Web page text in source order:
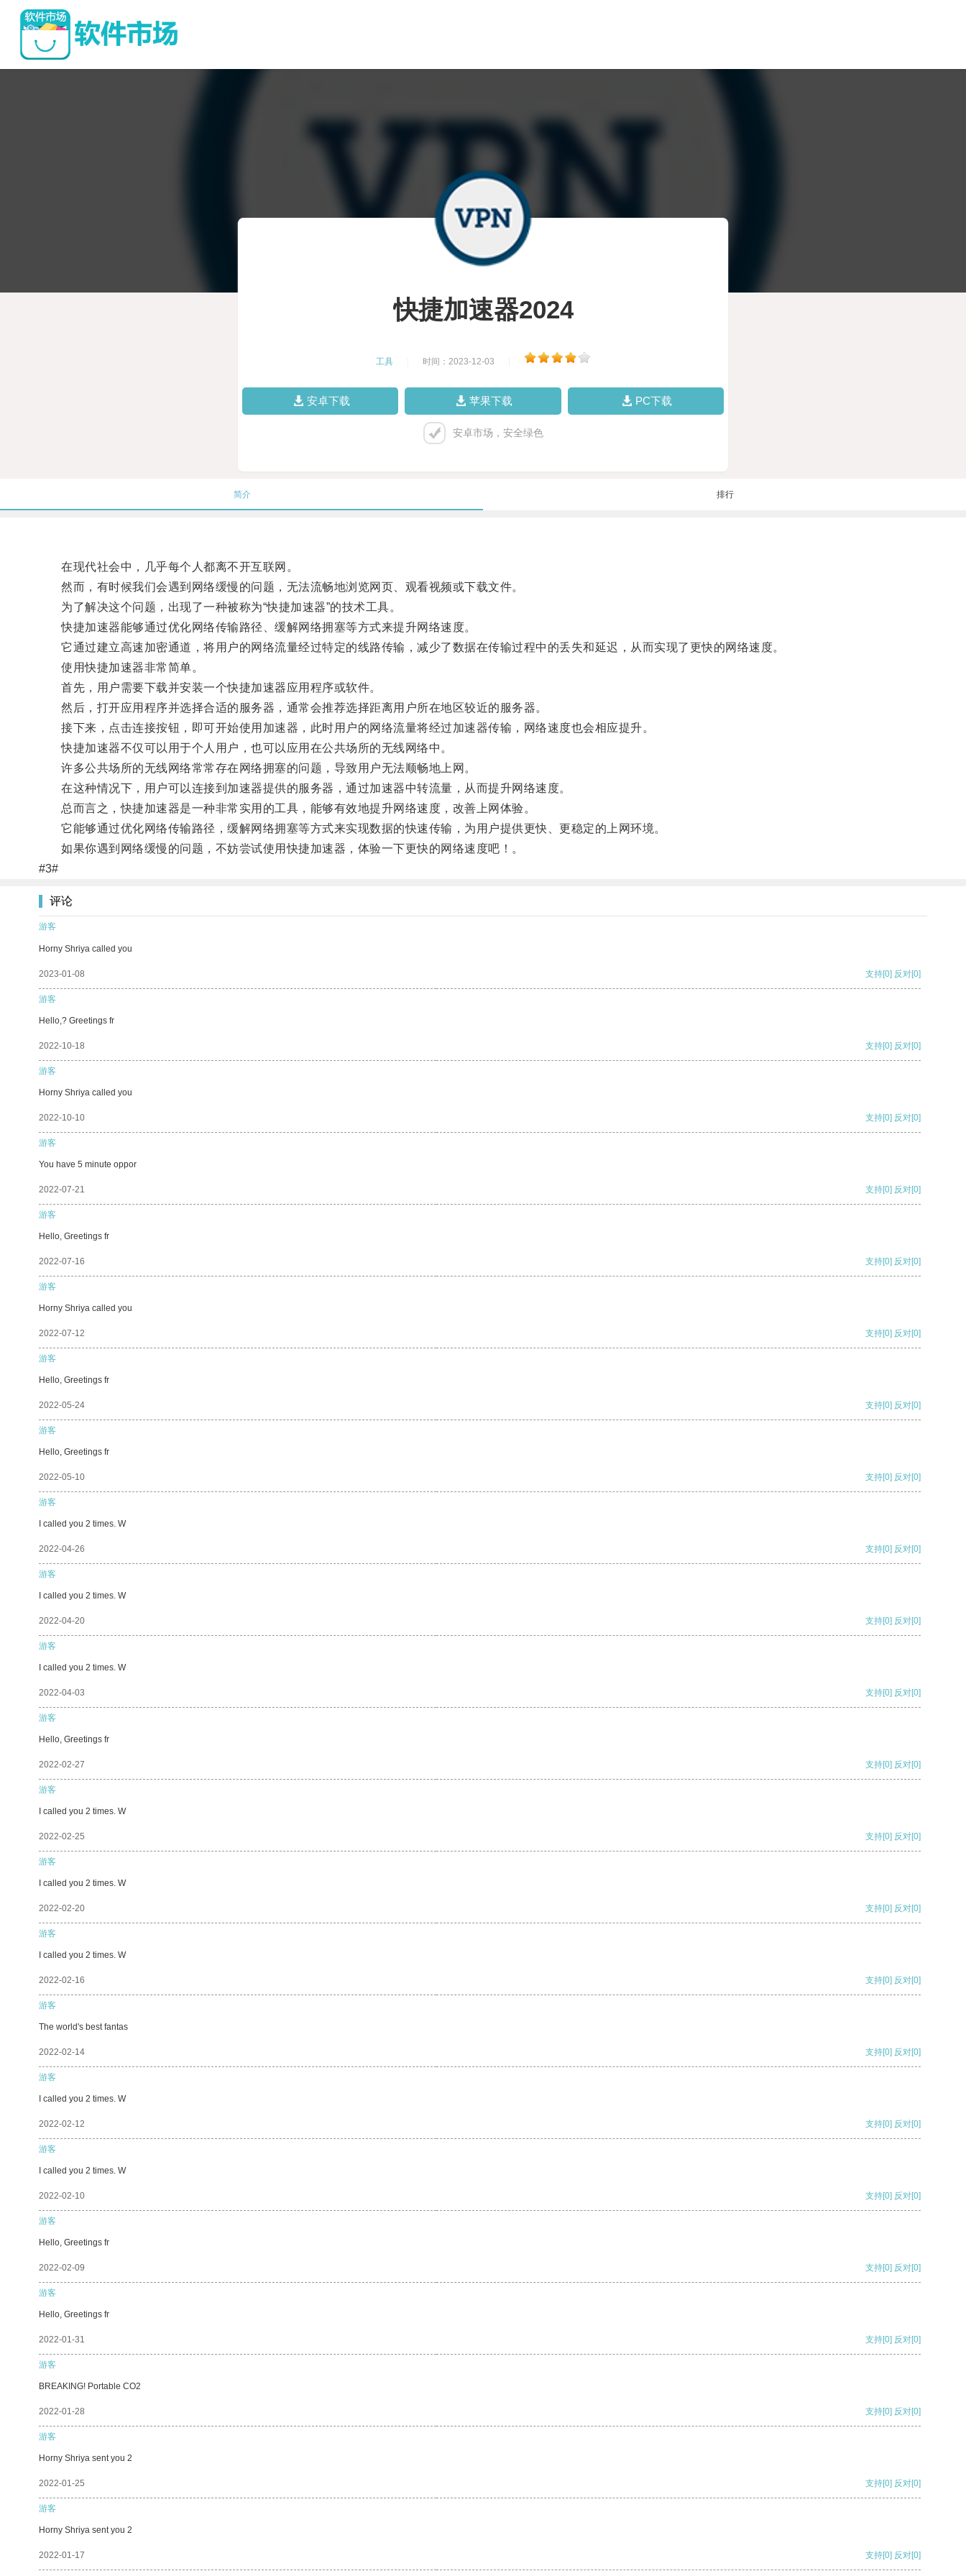
快捷加速器2024
工具 时间：2023-12-03
安卓下载 苹果下载 PC下载
安卓市场，安全绿色
简介 排行
在现代社会中，几乎每个人都离不开互联网。
然而，有时候我们会遇到网络缓慢的问题，无法流畅地浏览网页、观看视频或下载文件。
为了解决这个问题，出现了一种被称为“快捷加速器”的技术工具。
快捷加速器能够通过优化网络传输路径、缓解网络拥塞等方式来提升网络速度。
它通过建立高速加密通道，将用户的网络流量经过特定的线路传输，减少了数据在传输过程中的丢失和延迟，从而实现了更快的网络速度。
使用快捷加速器非常简单。
首先，用户需要下载并安装一个快捷加速器应用程序或软件。
然后，打开应用程序并选择合适的服务器，通常会推荐选择距离用户所在地区较近的服务器。
接下来，点击连接按钮，即可开始使用加速器，此时用户的网络流量将经过加速器传输，网络速度也会相应提升。
快捷加速器不仅可以用于个人用户，也可以应用在公共场所的无线网络中。
许多公共场所的无线网络常常存在网络拥塞的问题，导致用户无法顺畅地上网。
在这种情况下，用户可以连接到加速器提供的服务器，通过加速器中转流量，从而提升网络速度。
总而言之，快捷加速器是一种非常实用的工具，能够有效地提升网络速度，改善上网体验。
它能够通过优化网络传输路径，缓解网络拥塞等方式来实现数据的快速传输，为用户提供更快、更稳定的上网环境。
如果你遇到网络缓慢的问题，不妨尝试使用快捷加速器，体验一下更快的网络速度吧！。
#3#
评论
游客
Horny Shriya called you
2023-01-08 支持[0] 反对[0]
游客
Hello,? Greetings fr
2022-10-18 支持[0] 反对[0]
游客
Horny Shriya called you
2022-10-10 支持[0] 反对[0]
游客
You have 5 minute oppor
2022-07-21 支持[0] 反对[0]
游客
Hello, Greetings fr
2022-07-16 支持[0] 反对[0]
游客
Horny Shriya called you
2022-07-12 支持[0] 反对[0]
游客
Hello, Greetings fr
2022-05-24 支持[0] 反对[0]
游客
Hello, Greetings fr
2022-05-10 支持[0] 反对[0]
游客
I called you 2 times. W
2022-04-26 支持[0] 反对[0]
游客
I called you 2 times. W
2022-04-20 支持[0] 反对[0]
游客
I called you 2 times. W
2022-04-03 支持[0] 反对[0]
游客
Hello, Greetings fr
2022-02-27 支持[0] 反对[0]
游客
I called you 2 times. W
2022-02-25 支持[0] 反对[0]
游客
I called you 2 times. W
2022-02-20 支持[0] 反对[0]
游客
I called you 2 times. W
2022-02-16 支持[0] 反对[0]
游客
The world's best fantas
2022-02-14 支持[0] 反对[0]
游客
I called you 2 times. W
2022-02-12 支持[0] 反对[0]
游客
I called you 2 times. W
2022-02-10 支持[0] 反对[0]
游客
Hello, Greetings fr
2022-02-09 支持[0] 反对[0]
游客
Hello, Greetings fr
2022-01-31 支持[0] 反对[0]
游客
BREAKING! Portable CO2
2022-01-28 支持[0] 反对[0]
游客
Horny Shriya sent you 2
2022-01-25 支持[0] 反对[0]
游客
Horny Shriya sent you 2
2022-01-17 支持[0] 反对[0]